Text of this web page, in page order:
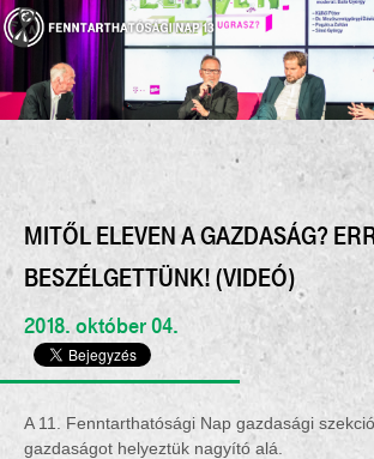
MITŐL ELEVEN A GAZDASÁG?
BESZÉLGETTÜNK! (VIDEÓ)
2018. október 04.
A 11. Fenntarthatósági Nap gazdasági
gazdaságot helyeztük nagyító alá.